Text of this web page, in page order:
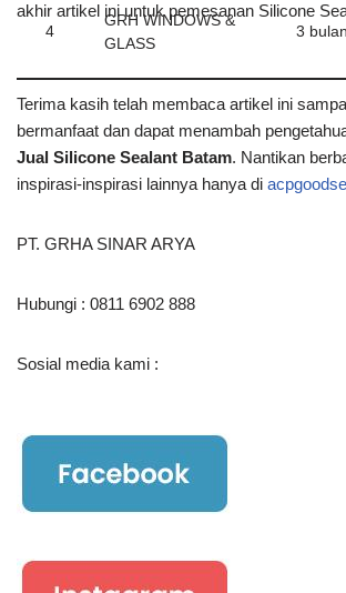
4
GRH WINDOWS &
GLASS
3 bulan
akhir artikel ini untuk pemesanan Silicone
Terima kasih telah membaca artikel ini
bermanfaat dan dapat menambah
Jual Silicone Sealant Batam. Nantikan
inspirasi-inspirasi lainnya hanya di
PT. GRHA SINAR ARYA
Hubungi : 0811 6902 888
Sosial media kami :